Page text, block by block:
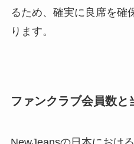
るため、確実に良席を確
ります。
ファンクラブ会員数と